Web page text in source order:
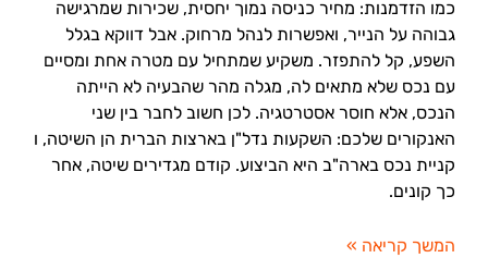
כמו הזדמנות: מחיר כניסה נמוך יחסית, שכירות שמרגישה
גבוהה על הנייר, ואפשרות לנהל מרחוק. אבל דווקא בגלל
השפע, קל להתפזר. משקיע שמתחיל עם מטרה אחת ומסיים
עם נכס שלא מתאים לה, מגלה מהר שהבעיה לא הייתה
הנכס, אלא חוסר אסטרטגיה. לכן חשוב לחבר בין שני
האנקורים שלכם: השקעות נדל"ן בארצות הברית הן השיטה, ו
קניית נכס בארה"ב היא הביצוע. קודם מגדירים שיטה, אחר
כך קונים.
המשך קריאה »